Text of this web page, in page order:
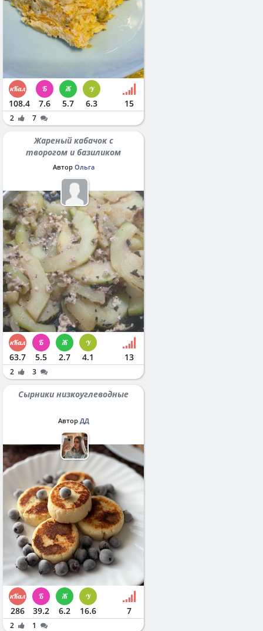
108.4 7.6 5.7 6.3 15
2 7
Жареный кабачок с
творогом и базиликом
Автор Ольга
63.7 5.5 2.7 4.1 13
2 3
Сырники низкоуглеводные
Автор ДД
286 39.2 6.2 16.6 7
2
1